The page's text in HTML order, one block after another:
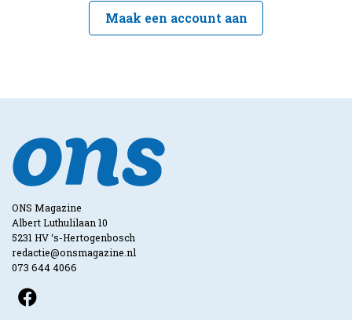
Maak een account aan
ONS Magazine
Albert Luthulilaan 10
5231 HV ‘s-Hertogenbosch
redactie@onsmagazine.nl
073 644 4066